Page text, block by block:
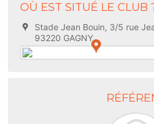
OÙ EST SITUÉ LE CLUB
Stade Jean Bouin, 3/5 rue
93220 GAGNY